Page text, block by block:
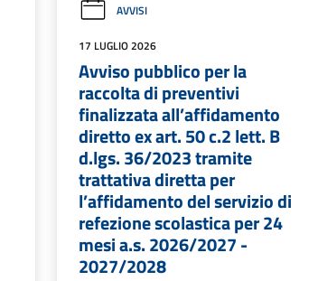
AVVISI
17 LUGLIO 2026
Avviso pubblico per la
raccolta di preventivi
finalizzata all’affidamento
diretto ex art. 50 c.2 lett. B
d.lgs. 36/2023 tramite
trattativa diretta per
l’affidamento del servizio di
refezione scolastica per 24
mesi a.s. 2026/2027 -
2027/2028